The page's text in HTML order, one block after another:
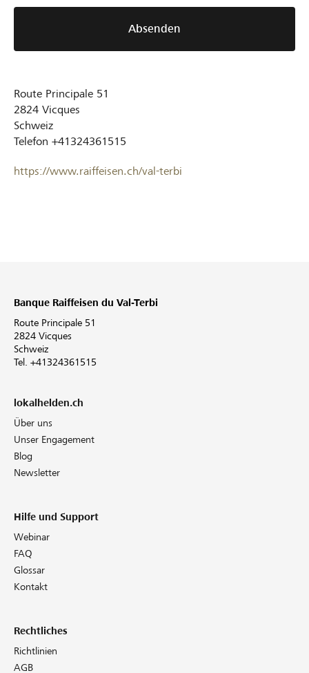
Absenden
Route Principale 51
2824 Vicques
Schweiz
Telefon +41324361515
https://www.raiffeisen.ch/val-terbi
Banque Raiffeisen du Val-Terbi
Route Principale 51
2824 Vicques
Schweiz
Tel. +41324361515
lokalhelden.ch
Über uns
Unser Engagement
Blog
Newsletter
Hilfe und Support
Webinar
FAQ
Glossar
Kontakt
Rechtliches
Richtlinien
AGB